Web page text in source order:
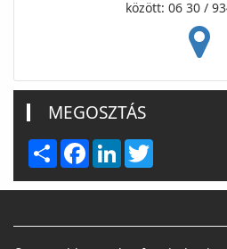
között: 06 30 /
MEGOSZTÁS
Share FacebookLinkedIn